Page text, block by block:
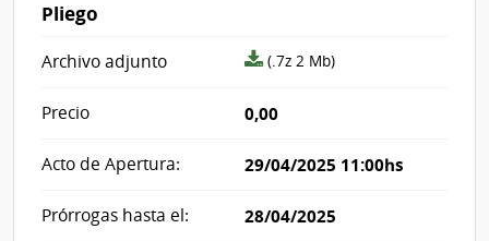
Pliego
Archivo adjunto
archivo
(.7z 2 Mb)
Precio 0,00
Acto de Apertura: 29/04/2025 11:00hs
Prórrogas hasta el: 28/04/2025